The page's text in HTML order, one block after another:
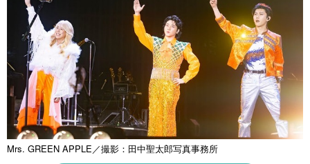
Mrs. GREEN APPLE／撮影：田中聖太郎写真事務所